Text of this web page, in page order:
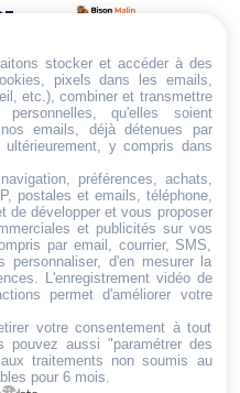
Trouvez ce qu'il vous faut,
au bon endroit
stocker et accéder à des
pixels dans les emails,
etc.), combiner et transmettre
qu'elles soient
emails, déjà détenues par
y compris dans
préférences, achats,
postales et emails, téléphone,
de développer et vous proposer
et publicités sur vos
par email, courrier, SMS,
personnaliser, d'en mesurer la
L'enregistrement vidéo de
permet d'améliorer votre
votre consentement à tout
pouvez aussi "paramétrer des
traitements non soumis au
pour 6 mois.